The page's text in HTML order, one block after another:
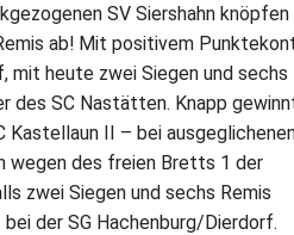
SV Siershahn knöpfen
ab! Mit positivem
mit heute zwei Siegen und sechs
des SC Nastätten. Knapp
Kastellaun II – bei
wegen des freien Bretts 1 der
zwei Siegen und sechs Remis
der SG Hachenburg/Dierdorf.